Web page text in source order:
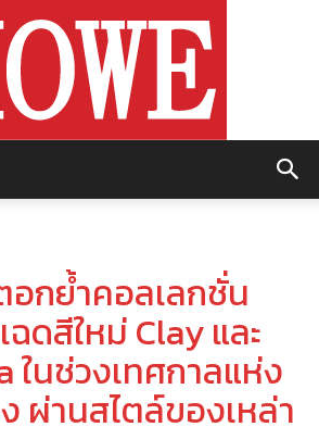
อกย้ำคอลเลกชั่น
ฉดสีใหม่ Clay และ
ในช่วงเทศกาลแห่ง
ผ่านสไตล์ของเหล่า